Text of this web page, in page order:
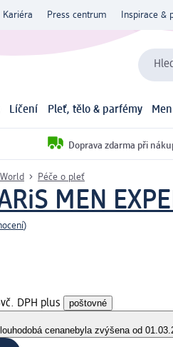
Kariéra Press centrum Inspirace &
Líčení Pleť, tělo & parfémy
Doprava zdarma při
Péče o pleť
MEN
)
vč. DPH plus poštovné
cenanebyla zvýšena od